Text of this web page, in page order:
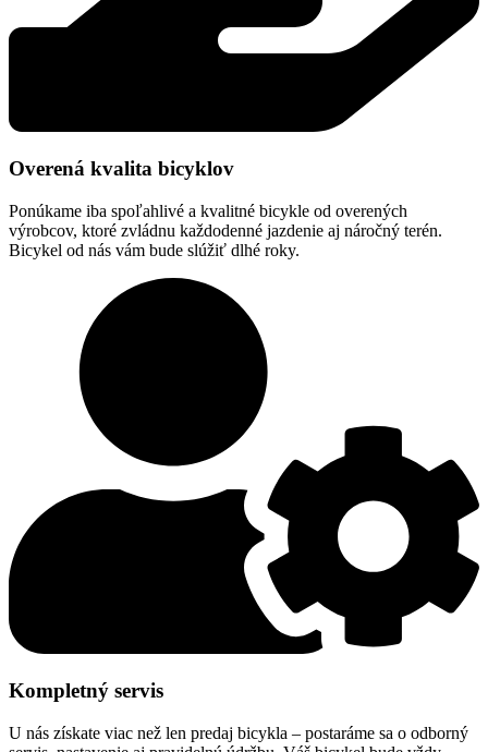
Overená kvalita bicyklov
Ponúkame iba spoľahlivé a kvalitné bicykle od overených
výrobcov, ktoré zvládnu každodenné jazdenie aj náročný terén.
Bicykel od nás vám bude slúžiť dlhé roky.
Kompletný servis
U nás získate viac než len predaj bicykla – postaráme sa o odborný